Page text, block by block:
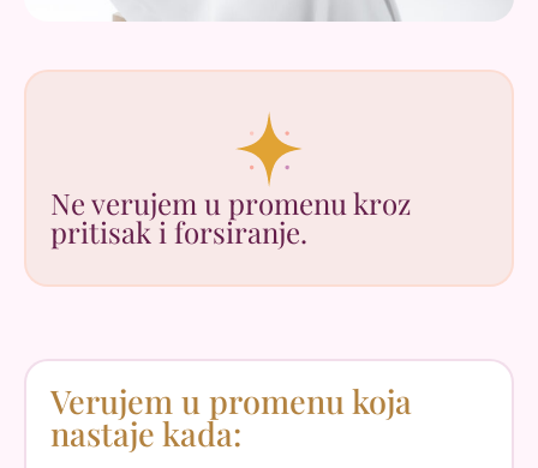
Ne verujem u promenu kroz
pritisak i forsiranje.
Verujem u promenu koja
nastaje kada: